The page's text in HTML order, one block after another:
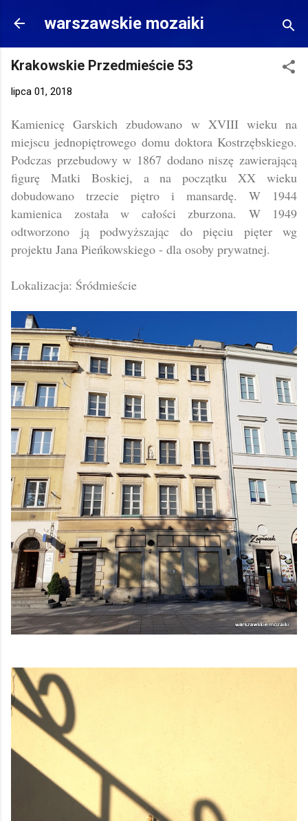
Przejdź do głównej zawartości
warszawskie mozaiki
Krakowskie Przedmieście 53
lipca 01, 2018
Kamienicę Garskich zbudowano w XVIII wieku na
miejscu jednopiętrowego domu doktora Kostrzębskiego.
Podczas przebudowy w 1867 dodano niszę zawierającą
figurę Matki Boskiej, a na początku XX wieku
dobudowano trzecie piętro i mansardę. W 1944
kamienica została w całości zburzona. W 1949
odtworzono ją podwyższając do pięciu pięter wg
projektu Jana Pieńkowskiego - dla osoby prywatnej.
Lokalizacja: Śródmieście